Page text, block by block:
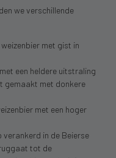
we verschillende
met gist in
een heldere uitstraling
gemaakt met donkere
met een hoger
in de Beierse
tot de